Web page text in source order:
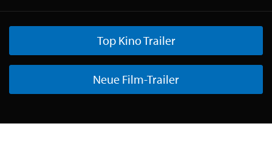
Top Kino Trailer
Neue Film-Trailer